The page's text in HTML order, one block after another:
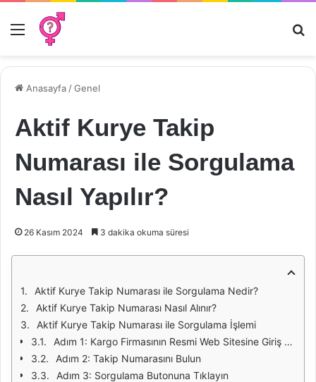
Menü
Anasayfa /Genel
Aktif Kurye Takip
Numarası ile Sorgulama
Nasıl Yapılır?
26 Kasım 2024 3 dakika okuma süresi
Aktif Kurye Takip Numarası ile Sorgulama Nedir?
Aktif Kurye Takip Numarası Nasıl Alınır?
Aktif Kurye Takip Numarası ile Sorgulama İşlemi
Adım 1: Kargo Firmasının Resmi Web Sitesine Giriş Yapın
Adım 2: Takip Numarasını Bulun
Adım 3: Sorgulama Butonuna Tıklayın